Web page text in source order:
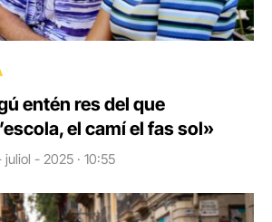
entén res del que
el camí el fas sol»
juliol - 2025 · 10:55